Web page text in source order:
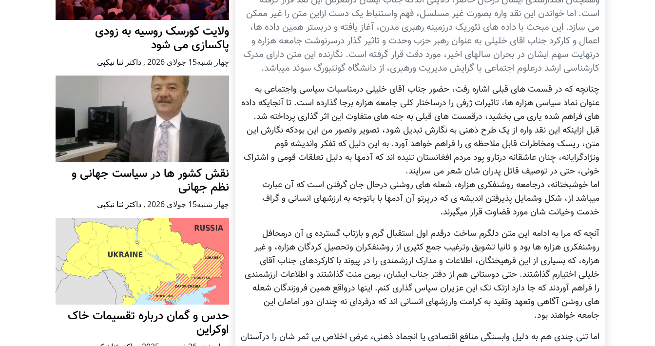
است. اما خواندن این نقد واره بصورت غیر مسلسل، فهم واستنباط یک دست ازاین متن را غیر ممکن
می سازد. این مبحث با داده های تئوریک درزمینه رهبری مدرن، آغاز یافته و دربستر همین داده ها،
اعمال و کارکرد جناب اقای خلیلی به عنوان رهبر حزب وحدت و تاثیر گذار درسرنوشت جامعه هزاره و
درنهایت سهم ایشان در بحران سالهای اخیر، مورد دقت قرار گرفته است. نگارنده این متن دارای مدرک
کارشناسی ارشد درعلوم اجتماعی با گرایش مدیریت ورهبری، از دانشگاه گوتنبورگ سوئد میباشد.
چنانچه که در قسمت های قبلی اشاره رفت، حضور جناب آقای خلیلی درمناسبات سیاسی واجتماعی به
عنوان نماد سیاسی هزاره ها، تاثیرات ژرفی را درساختار کلی جامعه هزاره برجا گذارده است. تا آنجایکه داده
های فراهم شده یاری می بخشید، درقمست های قبلی به جنه های متفاوت این اثر گذاری پرداخته شد.
قبل ازاینکه این نقد واره از یک طرح ذهنی به نگارش تبدیل شود، تصویر وتصور من این بودکه نگارش این
متن، ریسک ومخاطرات قابل ملاحظه ی را فراهم خواهد آورد. به این دلیل که تفکر واندیشه قوم
ونژادگرایانه، چنان عاشقانه درتارو پود مردم افغانستان تنیده اند که آدمها به دلیل تعلقات قومی و اشتراک
خونی، حتی در توصیف قاتل پدران شان شعر می سرایند.
اما خوشبختانه، درجامعه روشنفکری هزاره، شعله های روشنی درحال جان گرفتن است که آن عبارت
میباشد از، شکل وشمایل پذیرفتن اندیشه ی که درپرتو آن آدمها با باتوجه به ارزشهای انسانی و گراف
خدمت وخیانت شان مورد قضاوت قرار میگیرند.
آنچه که مرا به ادامه این متن دلگرم ساخت درقدم اول استقبال گرم و بازتاب گسترده ی آن درمحافل
روشنفکری هزاره ها بود و ثانیا تشویق وترغیب جمع کثیری از روشنفکران وتحصیل کردگان هزاره، و غیر
هزاره، که بسیاری از این فرهیختگان، اطلاعات و مدارک ارزشمندی را در پیوند با کارکردهای جناب آقای
خلیلی اختیارم گذاشتند. حتی دوستانی هم از دفتر جناب ایشان، برمن منت گذاشتند و اطلاعات ارزشمندی
را فراهم آوردند که جا دارد ازتک تک این عزیران سپاس گذاری کنم. اینها درواقع همین فروزندگان شعله
های روشن آگاهی وتعهد وتقید به کرامت وارزشهای انسانی اند که درفردای نه چندان دور امامان این
جامعه خواهند بود.
اما تنی چندی هم به دلیل وابستگی منافع اقتصادی یا انجماد ذهنی، عرض اخلاص بی ثمر شان را درآستان
ولایت کورسک روسیه به زودی
پاکسازی می شود
چهار شنبه15 جولای 2026 , داکتر ثنا نیکپی
نقش کشور ها در سیاست جهانی و
نظم جهانی
چهار شنبه15 جولای 2026 , داکتر ثنا نیکپی
حدس و گمان درباره تقسیمات خاک
اوکراین